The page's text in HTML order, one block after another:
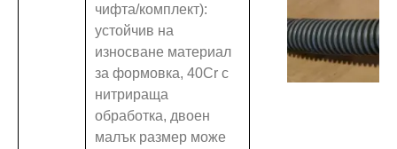
чифта/комплект):
устойчив на
износване материал
за формовка, 40Cr с
нитрираща
обработка, двоен
малък размер може